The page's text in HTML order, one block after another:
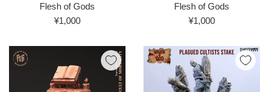
Flesh of Gods
通
価
¥1,000
Flesh of Gods
通
価
格
¥1,000